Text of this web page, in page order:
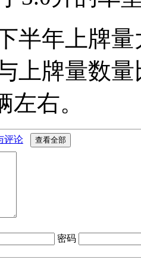
半年上牌
上牌量数
左右。
评论
密码